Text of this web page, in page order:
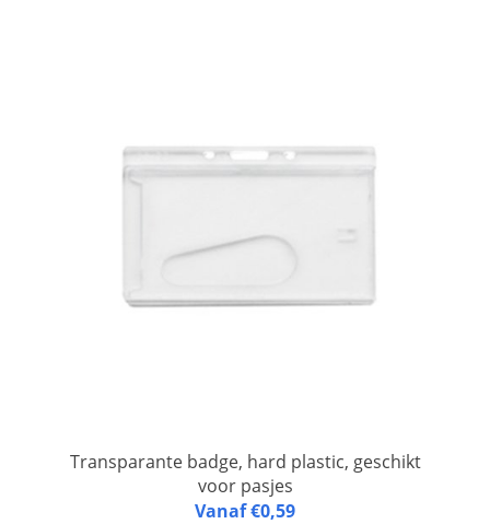
Transparante badge, hard plastic, geschikt
voor pasjes
Transparante badge, hard plastic, geschikt voor pasjes voor
Vanaf €0,59